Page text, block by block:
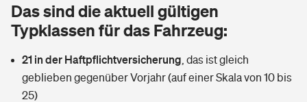
Rentenrechner: Wie viel Geld bekomme ich im Alter?
Wer versichert was: Jetzt Versicherer finden
Sie haben Fragen?
Vermieterrrechtsschutz
Mietkautionsversicherung
Restkreditversicherung
Kinderunfall­ver­si­che­rung
Reiseversicherung
Tierkrankenversicherung
Zur Übersicht
Das sind die aktuell gültigen
Typklassen für das Fahrzeug:
21 in der Haftpflichtversicherung das ist gleich
geblieben gegenüber Vorjahr (auf einer Skala von 10 bis
25)